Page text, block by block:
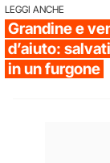
LEGGI ANCHE
Grandine e
d’aiuto:
in un furgone